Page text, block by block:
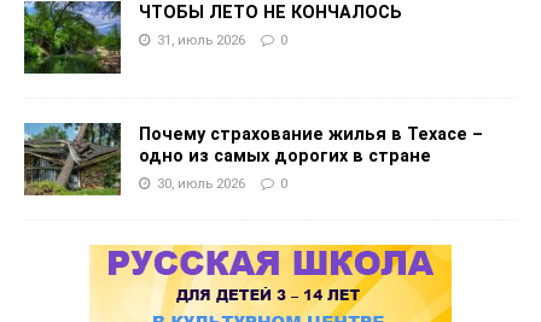
ЧТОБЫ ЛЕТО НЕ КОНЧАЛОСЬ
31, июль 2026 0
Почему страхование жилья в Техасе –
одно из самых дорогих в стране
30, июль 2026 0